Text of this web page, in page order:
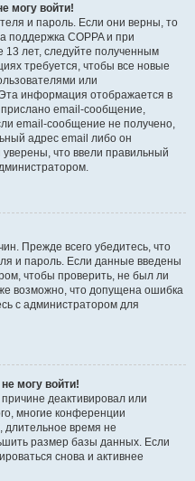
могу войти!
и пароль. Если они верны, то
поддержка COPPA и при
13 лет, следуйте полученным
требуется, чтобы все новые
или
информация отображается в
email-сообщение,
email-сообщение не получено,
адрес email либо он
что ввели правильный
Прежде всего убедитесь, что
и пароль. Если данные введены
чтобы проверить, не был ли
возможно, что допущена ошибка
с администратором для
могу войти!
деактивировал или
многие конференции
длительное время не
размер базы данных. Если
снова и активнее